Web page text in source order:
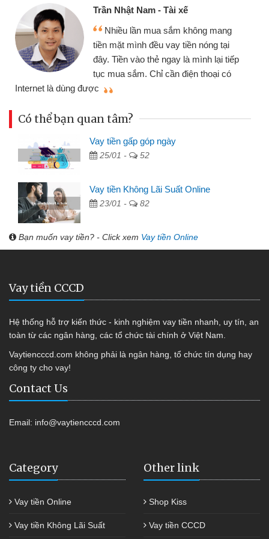
Cấn Văn Lực - Tạp hóa
Tôi kinh doanh buôn bán nhỏ lẻ
nhiều lúc cần vốn nhập hàng, nhờ biết
đến website qua bạn bè giới thiệu tôi
đã giải quyết được công việc của
Có thể bạn quan tâm?
Vay tiền gấp góp ngày
25/01 - 52
Vay tiền Không Lãi Suất Online
23/01 - 82
Bạn muốn vay tiền? - Click xem Vay tiền Online
Vay tiền CCCD
Hệ thống hỗ trợ kiến thức - kinh nghiệm vay tiền nhanh, uy tín, an
toàn từ các ngân hàng, các tổ chức tài chính ở Việt Nam.
Vaytiencccd.com không phải là ngân hàng, tổ chức tín dụng hay
công ty cho vay!
Contact Us
Email: info@vaytiencccd.com
Category
Vay tiền Online
Vay tiền Không Lãi Suất
Other link
Shop Kiss
Vay tiền CCCD